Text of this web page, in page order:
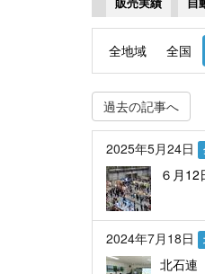
全地域 全国
過去の記事へ
2025年5月24日
６月
2024年7月18日
北石連